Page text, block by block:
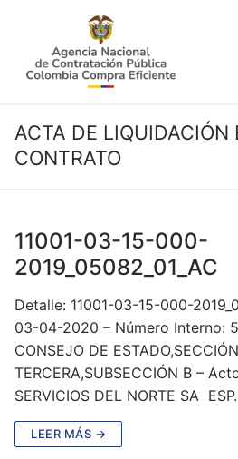
contenido
ACTA DE LIQUIDACIÓN
CONTRATO
11001-03-15-000-
2019_05082_01_AC
Detalle: 11001-03-15-000-
03-04-2020 – Número Interno:
CONSEJO DE ESTADO,SECCIÓN
TERCERA,SUBSECCIÓN B –
SERVICIOS DEL NORTE SA
LEER MÁS →